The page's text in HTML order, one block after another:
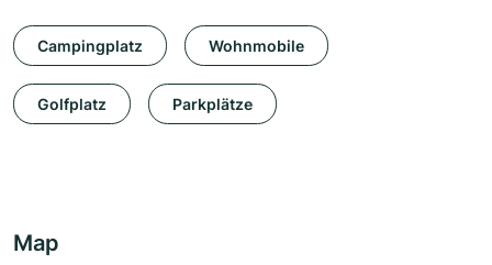
Campingplatz Wohnmobile
Golfplatz Parkplätze
Map